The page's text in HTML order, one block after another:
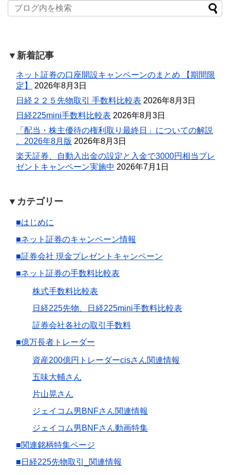
▼新着記事
ネット証券の口座開設キャンペーンのまとめ 【期間限
定】
2026年8月3日
日経２２５先物取引 手数料比較表 2026年8月3日
日経225mini手数料比較表 2026年8月3日
「配当・株主優待の権利取り最終日」についての解説
。2026年8月版 2026年8月3日
楽天証券、自動入出金の設定と入金で3000円相当プレ
ゼントキャンペーン実施中 2026年7月1日
▼カテゴリー
■はじめに
■ネット証券のキャンペーン情報
■証券会社 現金プレゼントキャンペーン
■ネット証券の手数料比較表
株式手数料比較表
日経225先物、日経225mini手数料比較表
証券会社各社の取引手数料
■億万長者トレーダー
資産200億円トレーダーcisさん関連情報
五味大輔さん
片山晃さん
ジェイコム男BNFさん関連情報
ジェイコム男BNFさん動画特集
■関連銘柄特集ページ
■日経225先物取引_関連情報